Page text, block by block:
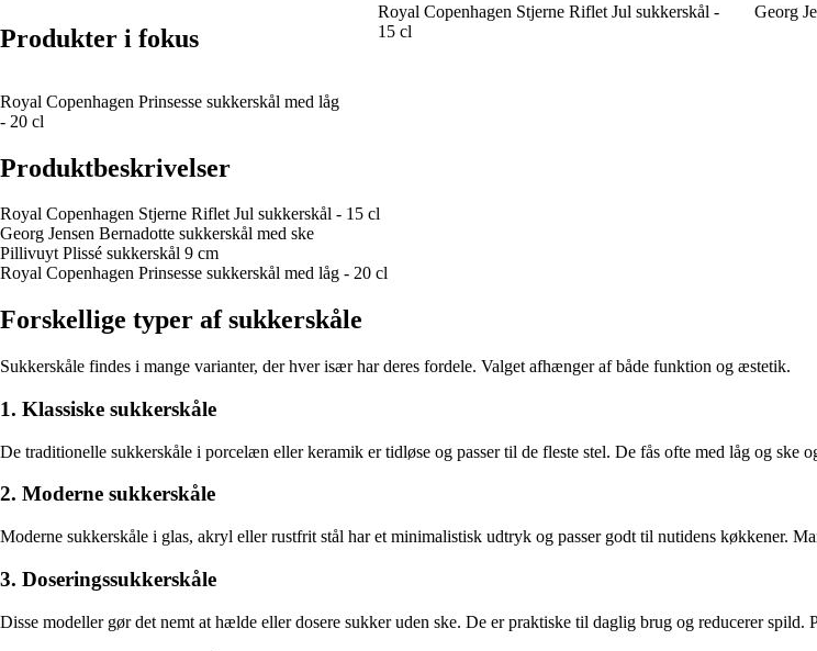
Produkter i fokus
Royal Copenhagen Stjerne Riflet Jul sukkerskål -
15 cl
Georg
Royal Copenhagen Prinsesse sukkerskål med låg
- 20 cl
Produktbeskrivelser
Royal Copenhagen Stjerne Riflet Jul sukkerskål - 15 cl
Georg Jensen Bernadotte sukkerskål med ske
Pillivuyt Plissé sukkerskål 9 cm
Royal Copenhagen Prinsesse sukkerskål med låg - 20 cl
Forskellige typer af sukkerskåle
Sukkerskåle findes i mange varianter, der hver især har deres fordele. Valget afhænger af både funktion og æstetik.
1. Klassiske sukkerskåle
De traditionelle sukkerskåle i porcelæn eller keramik er tidløse og passer til de fleste stel. De fås ofte med låg og ske
2. Moderne sukkerskåle
Moderne sukkerskåle i glas, akryl eller rustfrit stål har et minimalistisk udtryk og passer godt til nutidens køkkener.
3. Doseringssukkerskåle
Disse modeller gør det nemt at hælde eller dosere sukker uden ske. De er praktiske til daglig brug og reducerer spild.